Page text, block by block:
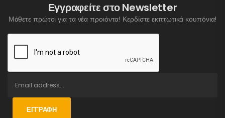
Εγγραφείτε στο Newsletter
Μάθετε πρώτοι για τα νέα προιόντα! Κερδίστε εκπτωτικά κουπόνια!
ΕΓΓΡΑΦΉ